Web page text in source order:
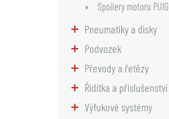
Spoilery motoru PUIG
Pneumatiky a disky
Podvozek
Převody a řetězy
Řídítka a příslušenství
Výfukové systémy